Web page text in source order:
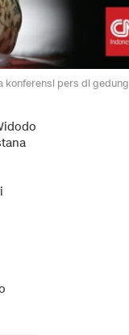
konferensi pers di gedung